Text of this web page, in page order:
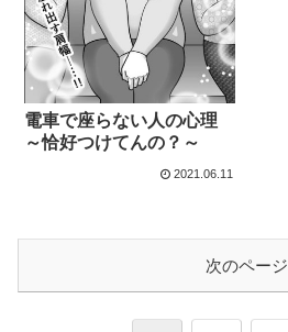
電車で座らない人の心理
～恰好つけてんの？～
2021.06.11
次のページ